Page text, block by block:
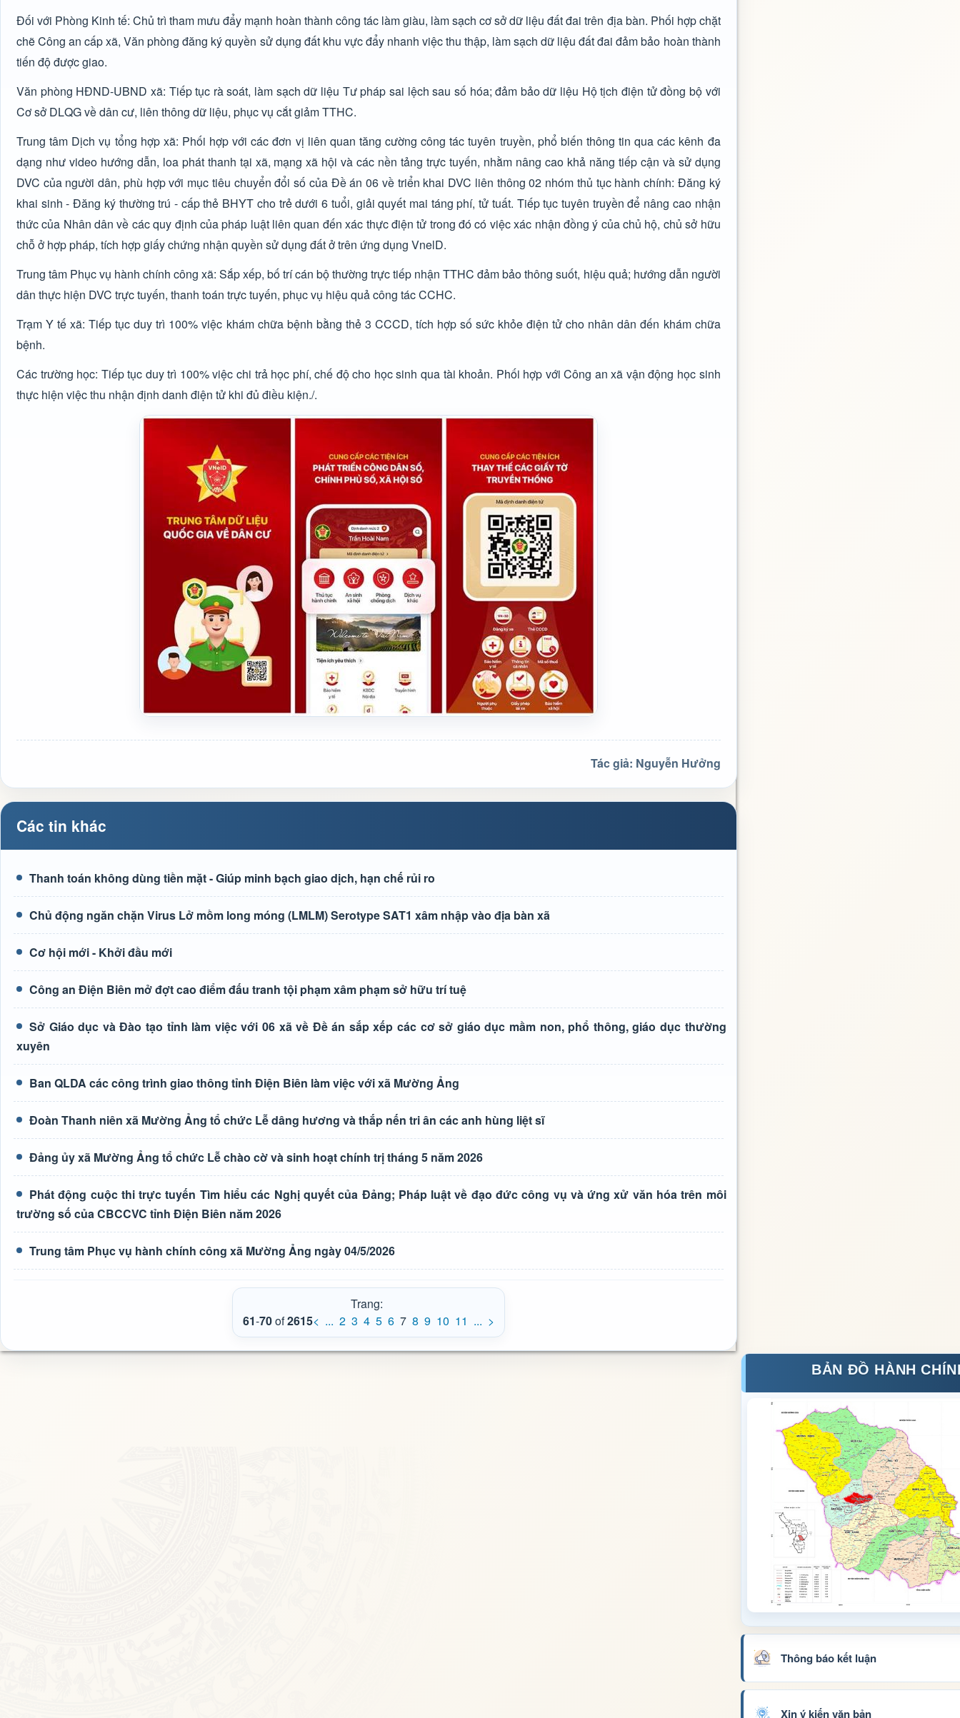
Đối với Phòng Kinh tế: Chủ trì tham mưu đẩy mạnh hoàn thành công tác làm giàu, làm sạch cơ sở dữ liệu đất đai trên địa bàn. Phối hợp chặt
chẽ Công an cấp xã, Văn phòng đăng ký quyền sử dụng đất khu vực đẩy nhanh việc thu thập, làm sạch dữ liệu đất đai đảm bảo hoàn thành
tiến độ được giao.
Văn phòng HĐND-UBND xã: Tiếp tục rà soát, làm sạch dữ liệu Tư pháp sai lệch sau số hóa; đảm bảo dữ liệu Hộ tịch điện tử đồng bộ với
Cơ sở DLQG về dân cư, liên thông dữ liệu, phục vụ cắt giảm TTHC.
Trung tâm Dịch vụ tổng hợp xã: Phối hợp với các đơn vị liên quan tăng cường công tác tuyên truyền, phổ biến thông tin qua các kênh đa
dạng như video hướng dẫn, loa phát thanh tại xã, mạng xã hội và các nền tảng trực tuyến, nhằm nâng cao khả năng tiếp cận và sử dụng
DVC của người dân, phù hợp với mục tiêu chuyển đổi số của Đề án 06 về triển khai DVC liên thông 02 nhóm thủ tục hành chính: Đăng ký
khai sinh - Đăng ký thường trú - cấp thẻ BHYT cho trẻ dưới 6 tuổi, giải quyết mai táng phí, tử tuất. Tiếp tục tuyên truyền để nâng cao nhận
thức của Nhân dân về các quy định của pháp luật liên quan đến xác thực điện tử trong đó có việc xác nhận đồng ý của chủ hộ, chủ sở hữu
chỗ ở hợp pháp, tích hợp giấy chứng nhận quyền sử dụng đất ở trên ứng dụng VnelD.
Trung tâm Phục vụ hành chính công xã: Sắp xếp, bố trí cán bộ thường trực tiếp nhận TTHC đảm bảo thông suốt, hiệu quả; hướng dẫn người
dân thực hiện DVC trực tuyến, thanh toán trực tuyến, phục vụ hiệu quả công tác CCHC.
Trạm Y tế xã: Tiếp tục duy trì 100% việc khám chữa bệnh bằng thẻ 3 CCCD, tích hợp số sức khỏe điện tử cho nhân dân đến khám chữa
bệnh.
Các trường học: Tiếp tục duy trì 100% việc chi trả học phí, chế độ cho học sinh qua tài khoản. Phối hợp với Công an xã vận động học sinh
thực hiện việc thu nhận định danh điện tử khi đủ điều kiện./.
Tác giả: Nguyễn Hưởng
Các tin khác
Thanh toán không dùng tiền mặt - Giúp minh bạch giao dịch, hạn chế rủi ro
Chủ động ngăn chặn Virus Lở mồm long móng (LMLM) Serotype SAT1 xâm nhập vào địa bàn xã
Cơ hội mới - Khởi đầu mới
Công an Điện Biên mở đợt cao điểm đấu tranh tội phạm xâm phạm sở hữu trí tuệ
Sở Giáo dục và Đào tạo tỉnh làm việc với 06 xã về Đề án sắp xếp các cơ sở giáo dục mầm non, phổ thông, giáo dục thường
xuyên
Ban QLDA các công trình giao thông tỉnh Điện Biên làm việc với xã Mường Ảng
Đoàn Thanh niên xã Mường Ảng tổ chức Lễ dâng hương và thắp nến tri ân các anh hùng liệt sĩ
Đảng ủy xã Mường Ảng tổ chức Lễ chào cờ và sinh hoạt chính trị tháng 5 năm 2026
Phát động cuộc thi trực tuyến Tìm hiểu các Nghị quyết của Đảng; Pháp luật về đạo đức công vụ và ứng xử văn hóa trên môi
trường số của CBCCVC tỉnh Điện Biên năm 2026
Trung tâm Phục vụ hành chính công xã Mường Ảng ngày 04/5/2026
Trang:
61-70of2615< ... 2 3 4 5 6 7 8 9 10 11 ... >
BẢN ĐỒ HÀNH
Thông báo kết luận
Xin ý kiến văn bản